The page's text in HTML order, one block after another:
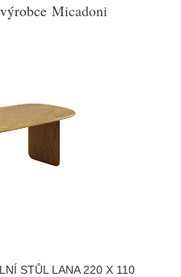
Micadoni
STŮL LANA 220 X 110